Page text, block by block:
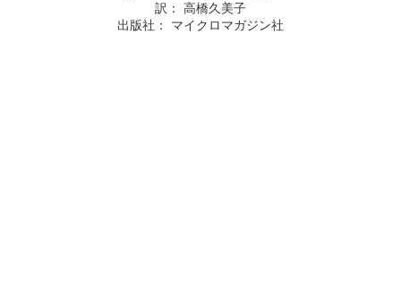
訳： 高橋久美子
出版社： マイクロマガジン社